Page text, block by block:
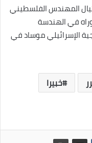
المهندس الفلسطيني
في الهندسة
الإسرائيلي موساد في
خبيرا